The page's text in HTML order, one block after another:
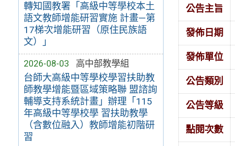
轉知國教署「高級中等學校本土
語文教師增能研習實施 計畫—第
17梯次增能研習（原住民族語
文）」
2026-08-03 高中部教學組
台師大高級中等學校學習扶助教
師教學增能暨區域策略聯 盟諮詢
輔導支持系統計畫」辦理「115
年高級中等學校學 習扶助教學
（含數位融入）教師增能初階研
習
公告主旨
發佈日期
發佈單位
公告類別
公告等級
點閱次數